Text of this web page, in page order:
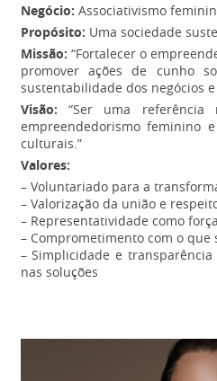
Negócio: Associativismo
Propósito: Uma sociedade
Missão: “Fortalecer o
promover ações de cunho
sustentabilidade dos negócios e
Visão: “Ser uma
empreendedorismo feminino
culturais.”
Valores:
– Voluntariado para a
– Valorização da união e
– Representatividade como
– Comprometimento com o que
– Simplicidade e
nas soluções